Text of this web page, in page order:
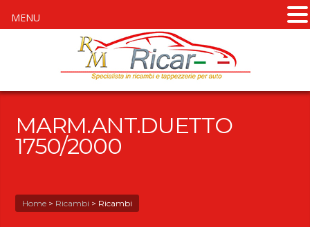
MARM.ANT.DUETTO
1750/2000
Home > Ricambi > Ricambi
MENU